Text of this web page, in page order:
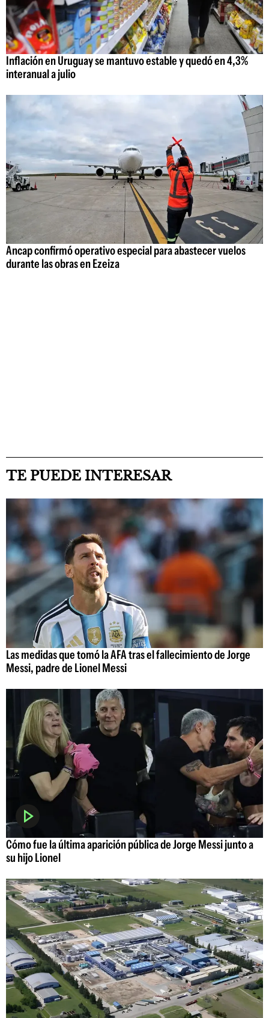
Inflación en Uruguay se mantuvo estable y quedó en 4,3%
interanual a julio
Ancap confirmó operativo especial para abastecer vuelos
durante las obras en Ezeiza
TE PUEDE INTERESAR
Las medidas que tomó la AFA tras el fallecimiento de Jorge
Messi, padre de Lionel Messi
Cómo fue la última aparición pública de Jorge Messi junto a
su hijo Lionel